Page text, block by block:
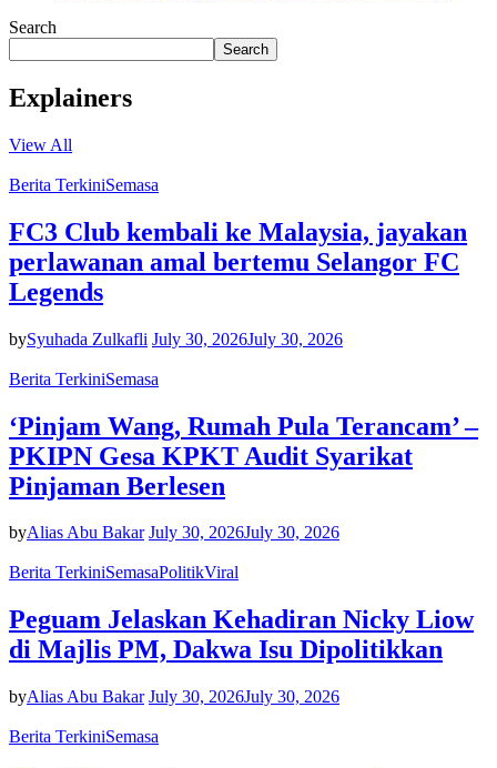
Search
Search
Explainers
View All
Berita TerkiniSemasa
FC3 Club kembali ke Malaysia, jayakan
perlawanan amal bertemu Selangor FC
Legends
bySyuhada Zulkafli July 30, 2026July 30, 2026
Berita TerkiniSemasa
‘Pinjam Wang, Rumah Pula Terancam’ –
PKIPN Gesa KPKT Audit Syarikat
Pinjaman Berlesen
byAlias Abu Bakar July 30, 2026July 30, 2026
Berita TerkiniSemasaPolitikViral
Peguam Jelaskan Kehadiran Nicky Liow
di Majlis PM, Dakwa Isu Dipolitikkan
byAlias Abu Bakar July 30, 2026July 30, 2026
Berita TerkiniSemasa